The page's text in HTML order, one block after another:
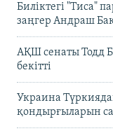
Биліктегі "Тиса"
заңгер Андраш
АҚШ сенаты Тодд
бекітті
Украина
қондырғыларын